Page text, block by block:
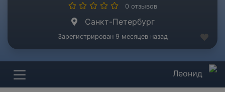
0 отзывов
Санкт-Петербург
Зарегистрирован 9 месяцев назад
Леонид